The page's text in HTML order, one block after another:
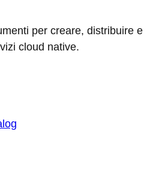
per creare, distribuire e
cloud native.